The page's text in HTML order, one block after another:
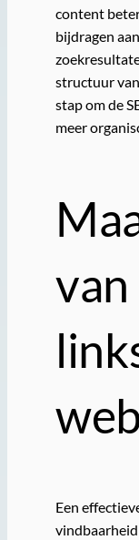
content
bijdragen
structuur
stap om de
meer
Een